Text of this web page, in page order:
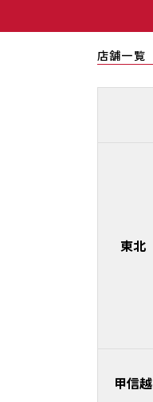
店舗一覧
東北
甲信越